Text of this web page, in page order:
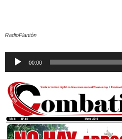
RadioPlantón
Reproductor
00:00